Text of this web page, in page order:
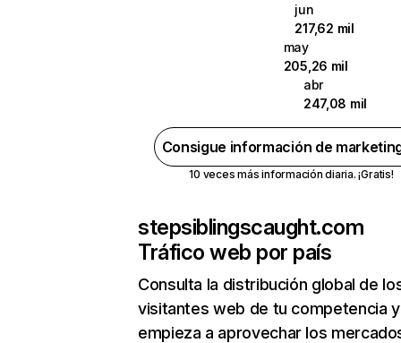
jun
217,62 mil
may
205,26 mil
abr
247,08 mil
Consigue información de
10 veces más información diaria. ¡Gratis!
stepsiblingscaught.com
Tráfico web por país
Consulta la distribución global de
visitantes web de tu competencia y
empieza a aprovechar los